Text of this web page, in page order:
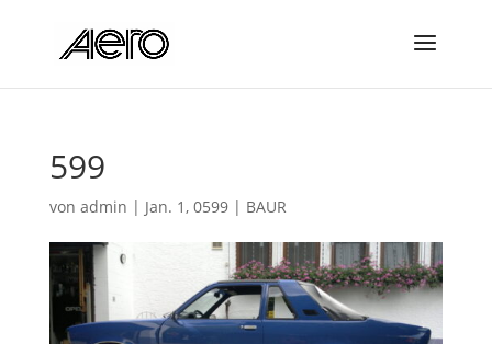
599
von admin | Jan. 1, 0599| BAUR